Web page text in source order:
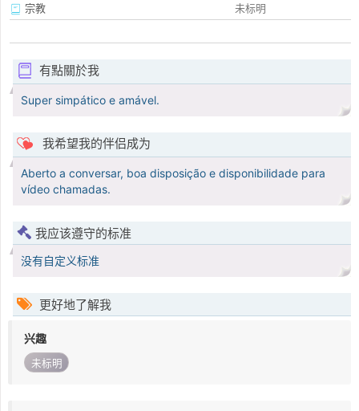
宗教
未标明
有點關於我
Super simpático e amável.
我希望我的伴侣成为
Aberto a conversar, boa disposição e disponibilidade para
vídeo chamadas.
我应该遵守的标准
没有自定义标准
更好地了解我
兴趣
未标明